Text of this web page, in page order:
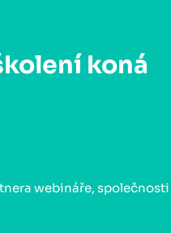
koná
webináře, společnosti